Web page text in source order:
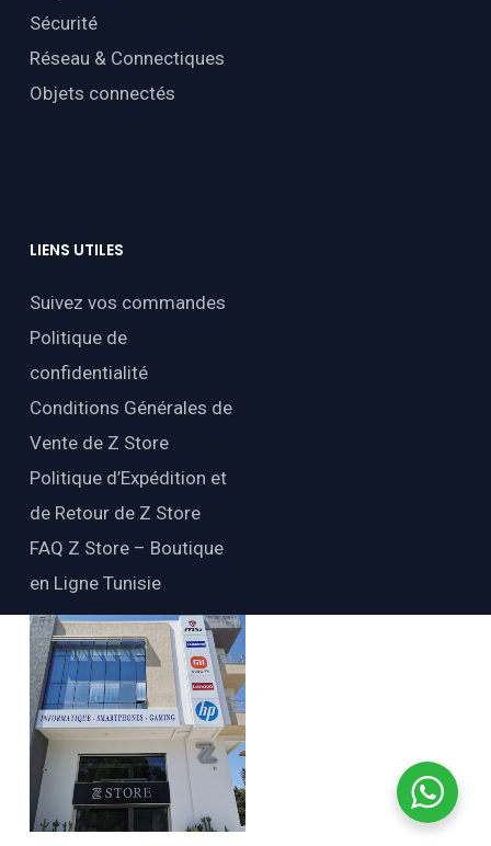
Sécurité
Réseau & Connectiques
Objets connectés
LIENS UTILES
Suivez vos commandes
Politique de
confidentialité
Conditions Générales de
Vente de Z Store
Politique d’Expédition et
de Retour de Z Store
FAQ Z Store – Boutique
en Ligne Tunisie